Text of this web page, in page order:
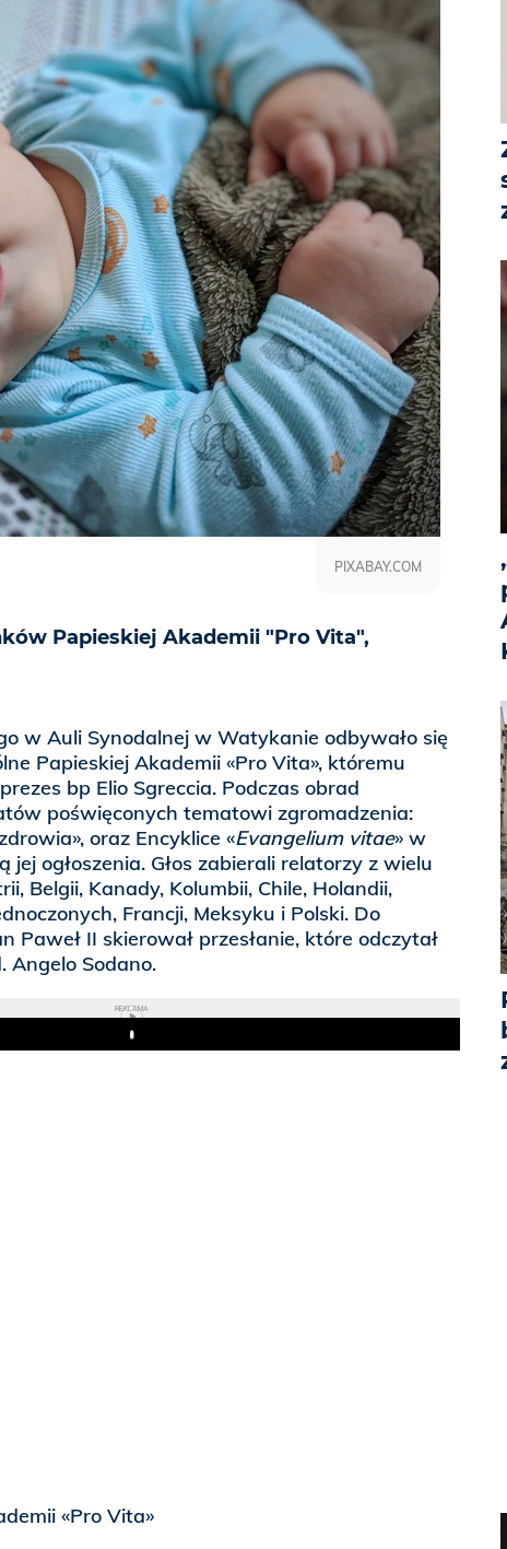
Papieskiej Akademii "Pro Vita",
PIXABAY.COM
w Auli Synodalnej w Watykanie odbywało się
Papieskiej Akademii «Pro Vita», któremu
bp Elio Sgreccia. Podczas obrad
poświęconych tematowi zgromadzenia:
oraz Encyklice «Evangelium vitae» w
jej ogłoszenia. Głos zabierali relatorzy z wielu
Belgii, Kanady, Kolumbii, Chile, Holandii,
Francji, Meksyku i Polski. Do
Paweł II skierował przesłanie, które odczytał
Angelo Sodano.
REKLAMA
Play
«Pro Vita»